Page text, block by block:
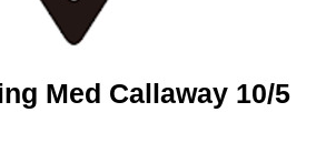
Med Callaway 10/5